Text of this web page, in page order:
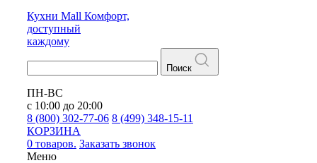
Кухни Mall Комфорт,
доступный
каждому
Поиск
ПН-ВС
с 10:00 до 20:00
8 (800) 302-77-06 8 (499) 348-15-11
КОРЗИНА
0 товаров. Заказать звонок
Меню